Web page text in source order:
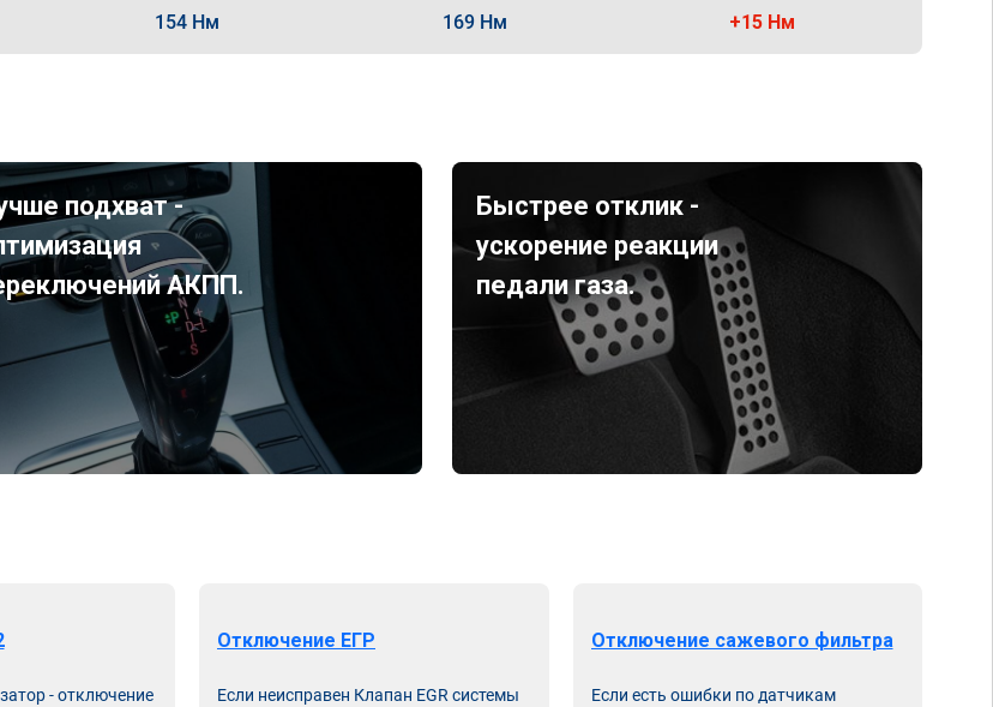
154 Нм 169 Нм +15 Нм
подхват -
АКПП.
Быстрее отклик -
ускорение реакции
педали газа.
- отключение
Отключение ЕГР
Если неисправен Клапан EGR системы
Отключение сажевого фильтра
Если есть ошибки по датчикам